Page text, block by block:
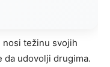
nosi težinu svojih
da udovolji drugima.